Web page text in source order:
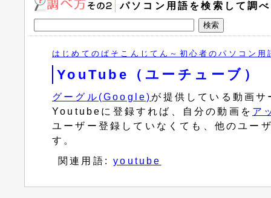
パソコン用語を検索して調
はじめてのぱそこんじてん～初心者のパソコン用
YouTube（ユーチューブ）
グーグル(Google) が提供している動画
Youtubeに登録すれば、自分の動画を ア
ユーザー登録していなくても、他のユー
す。
関連用語:
youtube